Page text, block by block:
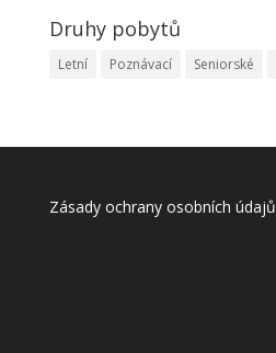
Druhy pobytů
Letní Poznávací Seniorské
Zásady ochrany osobních údajů